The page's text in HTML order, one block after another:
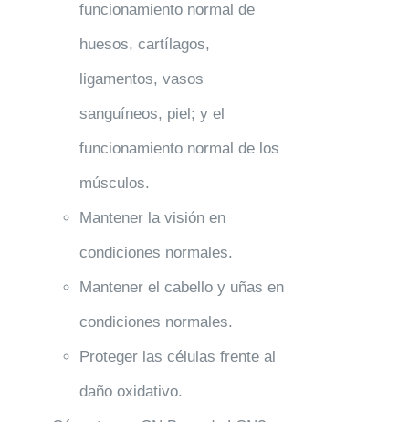
funcionamiento normal de
huesos, cartílagos,
ligamentos, vasos
sanguíneos, piel; y el
funcionamiento normal de los
músculos.
Mantener la visión en
condiciones normales.
Mantener el cabello y uñas en
condiciones normales.
Proteger las células frente al
daño oxidativo.